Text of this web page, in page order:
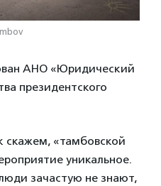
АНО «Юридический
президентского
скажем, «тамбовской
уникальное.
зачастую не знают,